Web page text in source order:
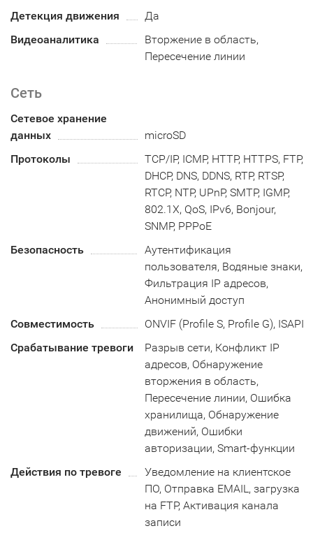
Детекция движения
Да
Видеоаналитика
Вторжение в область,
Пересечение линии
Сеть
Сетевое хранение
данных
microSD
Протоколы
TCP/IP, ICMP, HTTP, HTTPS, FTP,
DHCP, DNS, DDNS, RTP, RTSP,
RTCP, NTP, UPnP, SMTP, IGMP,
802.1X, QoS, IPv6, Bonjour,
SNMP, PPPoE
Безопасность
Аутентификация
пользователя, Водяные знаки,
Фильтрация IP адресов,
Анонимный доступ
Совместимость
ONVIF (Profile S, Profile G), ISAPI
Срабатывание тревоги
Разрыв сети, Конфликт IP
адресов, Обнаружение
вторжения в область,
Пересечение линии, Ошибка
хранилища, Обнаружение
движений, Ошибки
авторизации, Smart-функции
Действия по тревоге
Уведомление на клиентское
ПО, Отправка EMAIL, загрузка
на FTP, Активация канала
записи